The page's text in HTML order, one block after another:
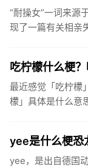
“耐操女”一词来源
现了一篇有关相亲
吃柠檬什么梗
最近感觉「吃柠檬
檬」具体是什么意
yee是什么梗恐
yee，是出自德国